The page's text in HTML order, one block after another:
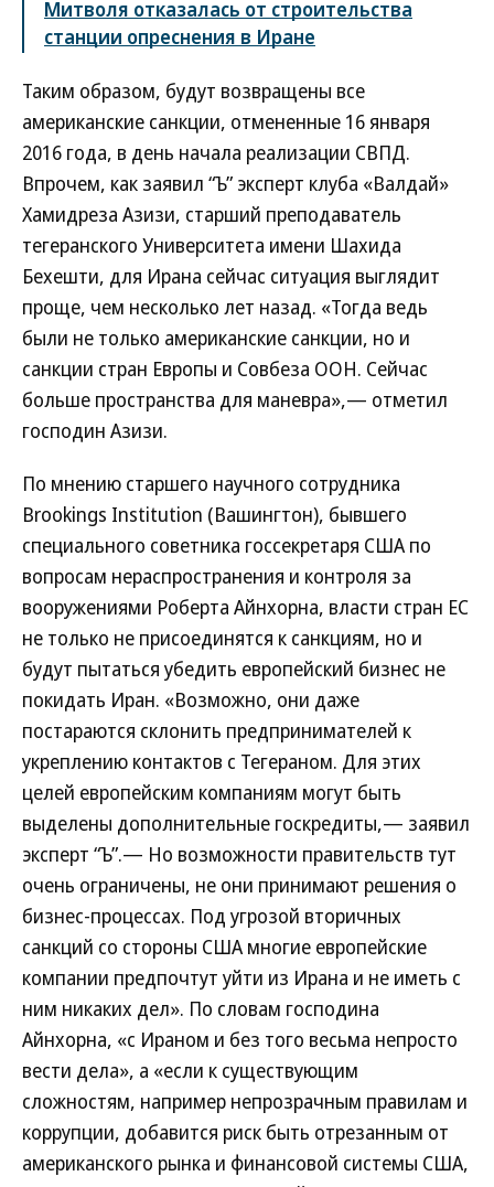
Митволя отказалась от строительства
станции опреснения в Иране
Таким образом, будут возвращены все
американские санкции, отмененные 16 января
2016 года, в день начала реализации СВПД.
Впрочем, как заявил “Ъ” эксперт клуба «Валдай»
Хамидреза Азизи, старший преподаватель
тегеранского Университета имени Шахида
Бехешти, для Ирана сейчас ситуация выглядит
проще, чем несколько лет назад. «Тогда ведь
были не только американские санкции, но и
санкции стран Европы и Совбеза ООН. Сейчас
больше пространства для маневра»,— отметил
господин Азизи.
По мнению старшего научного сотрудника
Brookings Institution (Вашингтон), бывшего
специального советника госсекретаря США по
вопросам нераспространения и контроля за
вооружениями Роберта Айнхорна, власти стран ЕС
не только не присоединятся к санкциям, но и
будут пытаться убедить европейский бизнес не
покидать Иран. «Возможно, они даже
постараются склонить предпринимателей к
укреплению контактов с Тегераном. Для этих
целей европейским компаниям могут быть
выделены дополнительные госкредиты,— заявил
эксперт “Ъ”.— Но возможности правительств тут
очень ограничены, не они принимают решения о
бизнес-процессах. Под угрозой вторичных
санкций со стороны США многие европейские
компании предпочтут уйти из Ирана и не иметь с
ним никаких дел». По словам господина
Айнхорна, «с Ираном и без того весьма непросто
вести дела», а «если к существующим
сложностям, например непрозрачным правилам и
коррупции, добавится риск быть отрезанным от
американского рынка и финансовой системы США,